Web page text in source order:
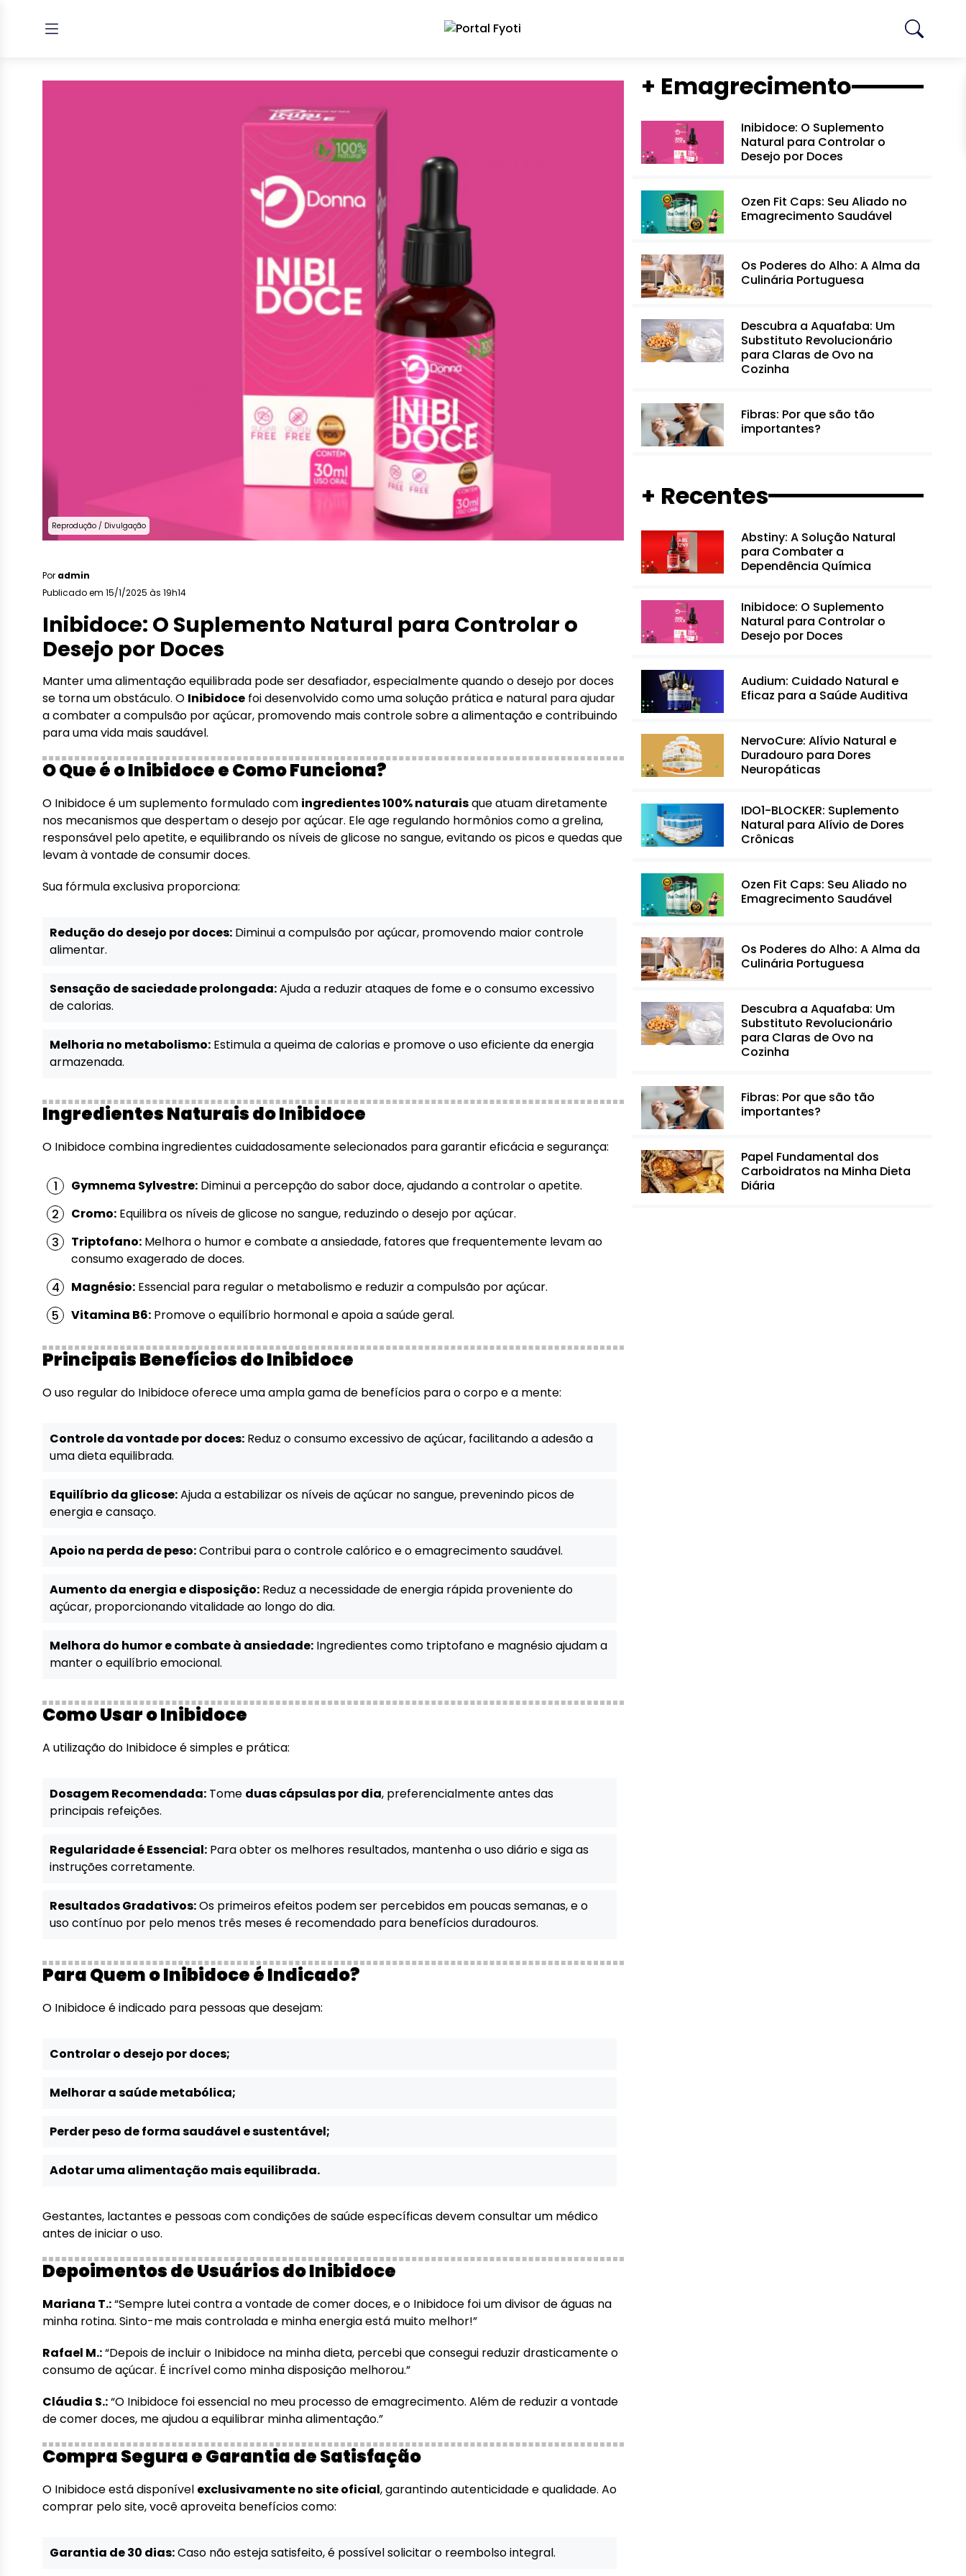
Reprodução / Divulgação
Por admin
Publicado em 15/1/2025 às 19h14
Inibidoce: O Suplemento Natural para Controlar o
Desejo por Doces
Manter uma alimentação equilibrada pode ser desafiador, especialmente quando o desejo por doces
se torna um obstáculo. O Inibidoce foi desenvolvido como uma solução prática e natural para ajudar
a combater a compulsão por açúcar, promovendo mais controle sobre a alimentação e contribuindo
para uma vida mais saudável.
O Que é o Inibidoce e Como Funciona?
O Inibidoce é um suplemento formulado com ingredientes 100% naturaisque atuam diretamente
nos mecanismos que despertam o desejo por açúcar. Ele age regulando hormônios como a grelina,
responsável pelo apetite, e equilibrando os níveis de glicose no sangue, evitando os picos e quedas que
levam à vontade de consumir doces.
Sua fórmula exclusiva proporciona:
Redução do desejo por doces: Diminui a compulsão por açúcar, promovendo maior controle
alimentar.
Sensação de saciedade prolongada:Ajuda a reduzir ataques de fome e o consumo excessivo
de calorias.
Melhoria no metabolismo: Estimula a queima de calorias e promove o uso eficiente da energia
armazenada.
Ingredientes Naturais do Inibidoce
O Inibidoce combina ingredientes cuidadosamente selecionados para garantir eficácia e segurança:
Gymnema Sylvestre: Diminui a percepção do sabor doce, ajudando a controlar o apetite.
Cromo: Equilibra os níveis de glicose no sangue, reduzindo o desejo por açúcar.
Triptofano: Melhora o humor e combate a ansiedade, fatores que frequentemente levam ao
consumo exagerado de doces.
Magnésio: Essencial para regular o metabolismo e reduzir a compulsão por açúcar.
Vitamina B6: Promove o equilíbrio hormonal e apoia a saúde geral.
Principais Benefícios do Inibidoce
O uso regular do Inibidoce oferece uma ampla gama de benefícios para o corpo e a mente:
Controle da vontade por doces: Reduz o consumo excessivo de açúcar, facilitando a adesão a
uma dieta equilibrada.
Equilíbrio da glicose:Ajuda a estabilizar os níveis de açúcar no sangue, prevenindo picos de
energia e cansaço.
Apoio na perda de peso:Contribui para o controle calórico e o emagrecimento saudável.
Aumento da energia e disposição: Reduz a necessidade de energia rápida proveniente do
açúcar, proporcionando vitalidade ao longo do dia.
Melhora do humor e combate à ansiedade: Ingredientes como triptofano e magnésio ajudam a
manter o equilíbrio emocional.
Como Usar o Inibidoce
A utilização do Inibidoce é simples e prática:
Dosagem Recomendada: Tome duas cápsulas por dia, preferencialmente antes das
principais refeições.
Regularidade é Essencial: Para obter os melhores resultados, mantenha o uso diário e siga as
instruções corretamente.
Resultados Gradativos:Os primeiros efeitos podem ser percebidos em poucas semanas, e o
uso contínuo por pelo menos três meses é recomendado para benefícios duradouros.
Para Quem o Inibidoce é Indicado?
O Inibidoce é indicado para pessoas que desejam:
Controlar o desejo por doces;
Melhorar a saúde metabólica;
Perder peso de forma saudável e sustentável;
Adotar uma alimentação mais equilibrada.
Gestantes, lactantes e pessoas com condições de saúde específicas devem consultar um médico
antes de iniciar o uso.
Depoimentos de Usuários do Inibidoce
Mariana T.:“Sempre lutei contra a vontade de comer doces, e o Inibidoce foi um divisor de águas na
minha rotina. Sinto-me mais controlada e minha energia está muito melhor!”
Rafael M.:“Depois de incluir o Inibidoce na minha dieta, percebi que consegui reduzir drasticamente o
consumo de açúcar. É incrível como minha disposição melhorou.”
Cláudia S.:“O Inibidoce foi essencial no meu processo de emagrecimento. Além de reduzir a vontade
de comer doces, me ajudou a equilibrar minha alimentação.”
Compra Segura e Garantia de Satisfação
O Inibidoce está disponível exclusivamente no site oficial, garantindo autenticidade e qualidade. Ao
comprar pelo site, você aproveita benefícios como:
Garantia de 30 dias:Caso não esteja satisfeito, é possível solicitar o reembolso integral.
+ Emagrecimento
Inibidoce: O Suplemento
Natural para Controlar o
Desejo por Doces
Ozen Fit Caps: Seu Aliado no
Emagrecimento Saudável
Os Poderes do Alho: A Alma da
Culinária Portuguesa
Descubra a Aquafaba: Um
Substituto Revolucionário
para Claras de Ovo na
Cozinha
Fibras: Por que são tão
importantes?
+ Recentes
Abstiny: A Solução Natural
para Combater a
Dependência Química
Inibidoce: O Suplemento
Natural para Controlar o
Desejo por Doces
Audium: Cuidado Natural e
Eficaz para a Saúde Auditiva
NervoCure: Alívio Natural e
Duradouro para Dores
Neuropáticas
IDO1-BLOCKER: Suplemento
Natural para Alívio de Dores
Crônicas
Ozen Fit Caps: Seu Aliado no
Emagrecimento Saudável
Os Poderes do Alho: A Alma da
Culinária Portuguesa
Descubra a Aquafaba: Um
Substituto Revolucionário
para Claras de Ovo na
Cozinha
Fibras: Por que são tão
importantes?
Papel Fundamental dos
Carboidratos na Minha Dieta
Diária